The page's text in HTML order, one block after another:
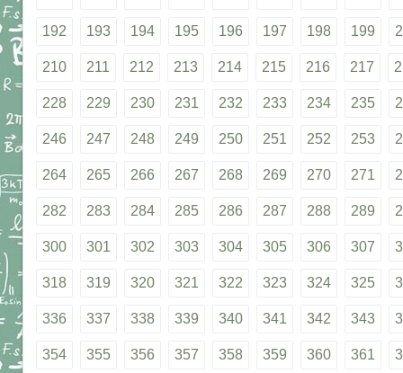
192 193 194 195 196 197 198 199
210 211 212 213 214 215 216 217
228 229 230 231 232 233 234 235
246 247 248 249 250 251 252 253
264 265 266 267 268 269 270 271
282 283 284 285 286 287 288 289
300 301 302 303 304 305 306 307
318 319 320 321 322 323 324 325
336 337 338 339 340 341 342 343
354 355 356 357 358 359 360 361